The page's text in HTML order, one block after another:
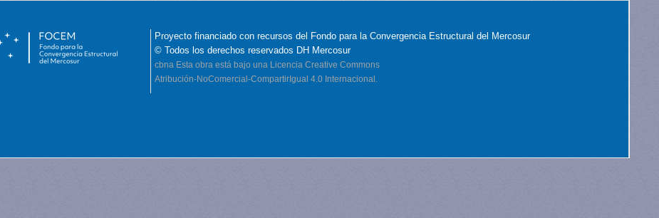
Proyecto financiado con recursos del Fondo para la Convergencia Estructural del Mercosur
© Todos los derechos reservados DH Mercosur
cbna Esta obra está bajo una Licencia Creative Commons
Atribución-NoComercial-CompartirIgual 4.0 Internacional.